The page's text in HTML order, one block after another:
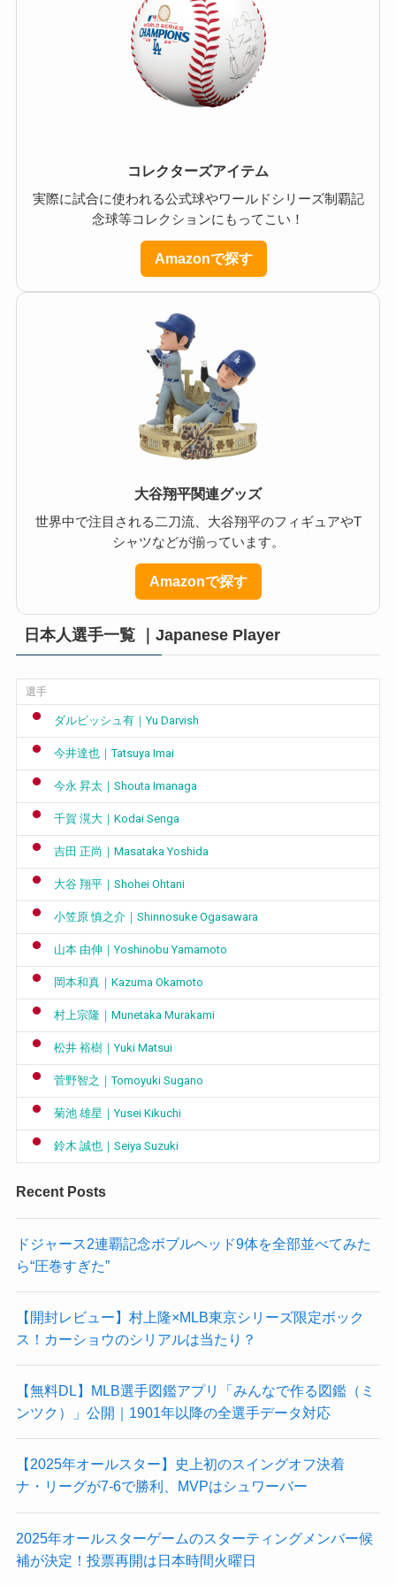
コレクターズアイテム
実際に試合に使われる公式球やワールドシリーズ制覇記
念球等コレクションにもってこい！
Amazonで探す
大谷翔平関連グッズ
世界中で注目される二刀流、大谷翔平のフィギュアやT
シャツなどが揃っています。
Amazonで探す
日本人選手一覧 ｜Japanese Player
選手
ダルビッシュ有｜Yu Darvish
今井達也｜Tatsuya Imai
今永 昇太｜Shouta Imanaga
千賀 滉大｜Kodai Senga
吉田 正尚｜Masataka Yoshida
大谷 翔平｜Shohei Ohtani
小笠原 慎之介｜Shinnosuke Ogasawara
山本 由伸｜Yoshinobu Yamamoto
岡本和真｜Kazuma Okamoto
村上宗隆｜Munetaka Murakami
松井 裕樹｜Yuki Matsui
菅野智之｜Tomoyuki Sugano
菊池 雄星｜Yusei Kikuchi
鈴木 誠也｜Seiya Suzuki
Recent Posts
ドジャース2連覇記念ボブルヘッド9体を全部並べてみた
ら“圧巻すぎた”
【開封レビュー】村上隆×MLB東京シリーズ限定ボック
ス！カーショウのシリアルは当たり？
【無料DL】MLB選手図鑑アプリ「みんなで作る図鑑（ミ
ンツク）」公開｜1901年以降の全選手データ対応
【2025年オールスター】史上初のスイングオフ決着
ナ・リーグが7-6で勝利、MVPはシュワーバー
2025年オールスターゲームのスターティングメンバー候
補が決定！投票再開は日本時間火曜日